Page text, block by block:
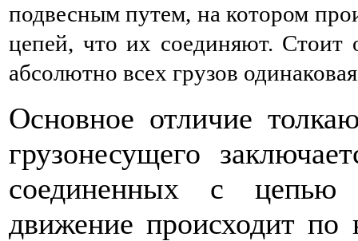
подвесным путем, на котором
цепей, что их соединяют. Стоит
абсолютно всех грузов
Основное отличие
грузонесущего
соединенных с цепью
движение происходит по